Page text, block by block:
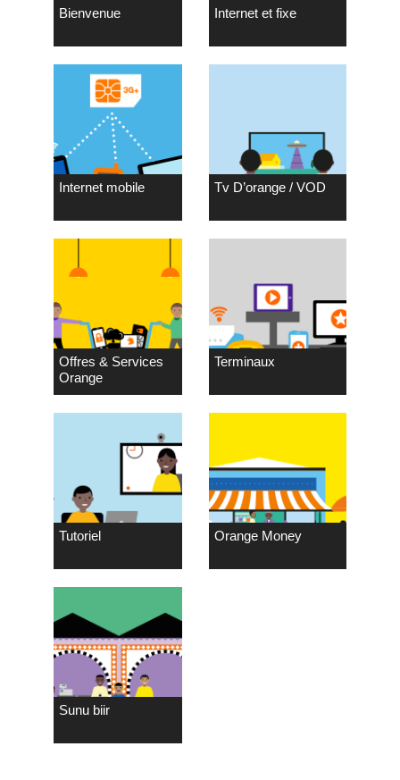
Bienvenue Internet et fixe
Internet mobile Tv D’orange / VOD
Offres & Services
Orange
Terminaux
Tutoriel Orange Money
Sunu biir